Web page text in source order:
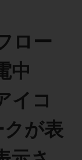
ロー
中
イコ
クが表